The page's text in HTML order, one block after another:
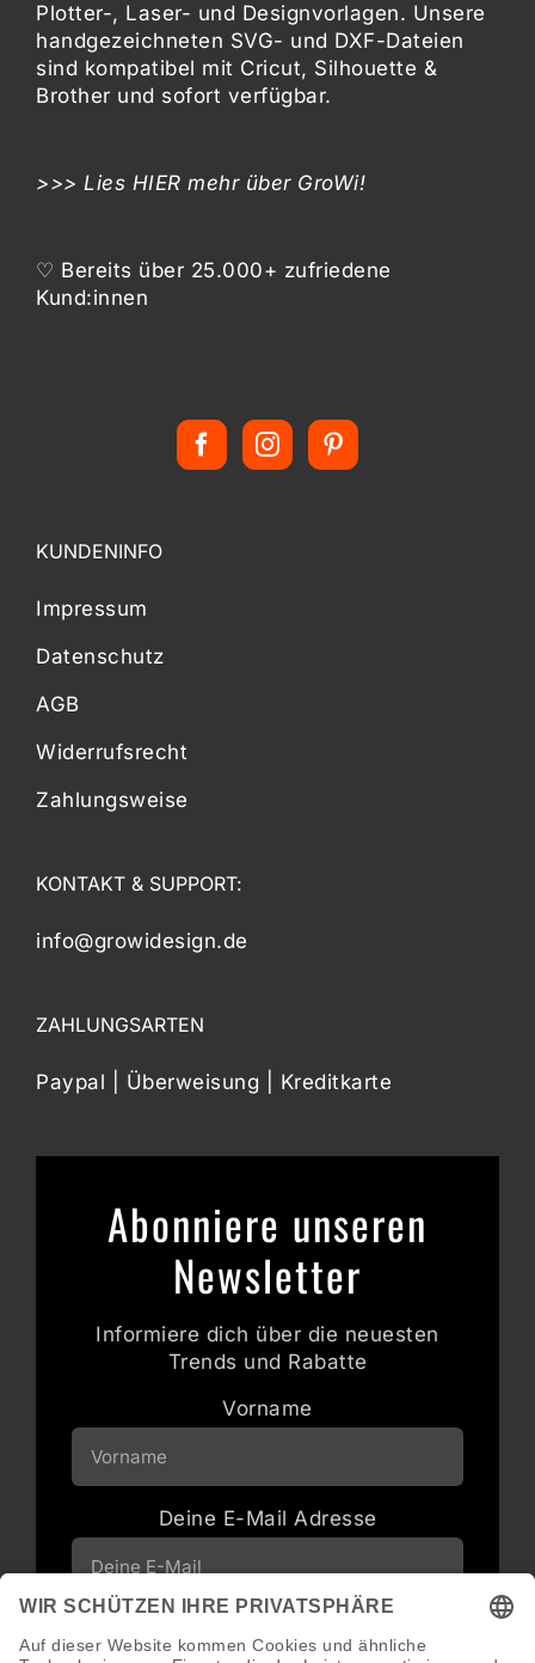
Plotter-, Laser- und Designvorlagen. Unsere
handgezeichneten SVG- und DXF-Dateien
sind kompatibel mit Cricut, Silhouette &
Brother und sofort verfügbar.
>>> Lies HIER mehr über GroWi!
♡ Bereits über 25.000+ zufriedene
Kund:innen
KUNDENINFO
Impressum
Datenschutz
AGB
Widerrufsrecht
Zahlungsweise
KONTAKT & SUPPORT:
info@growidesign.de
ZAHLUNGSARTEN
Paypal | Überweisung | Kreditkarte
Abonniere unseren
Newsletter
Informiere dich über die neuesten
Trends und Rabatte
Vorname
Deine E-Mail Adresse
erhalten